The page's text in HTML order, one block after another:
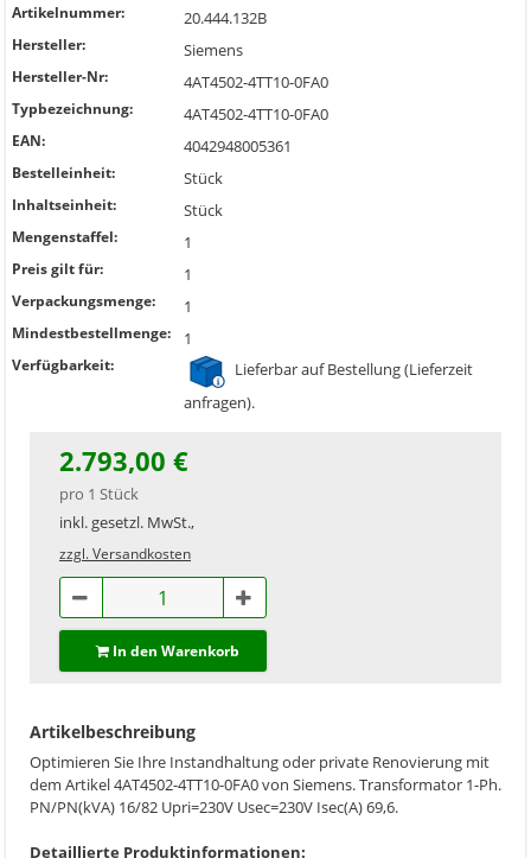
Artikelnummer: 20.444.132B
Hersteller: Siemens
Hersteller-Nr: 4AT4502-4TT10-0FA0
Typbezeichnung: 4AT4502-4TT10-0FA0
EAN: 4042948005361
Bestelleinheit: Stück
Inhaltseinheit: Stück
Mengenstaffel: 1
Preis gilt für: 1
Verpackungsmenge: 1
Mindestbestellmenge: 1
Verfügbarkeit:
Lieferbar auf Bestellung (Lieferzeit
anfragen).
2.793,00 €
pro 1 Stück
inkl. gesetzl. MwSt.,
zzgl. Versandkosten
In den Warenkorb
Artikelbeschreibung
Optimieren Sie Ihre Instandhaltung oder private Renovierung mit
dem Artikel 4AT4502-4TT10-0FA0 von Siemens. Transformator 1-Ph.
PN/PN(kVA) 16/82 Upri=230V Usec=230V Isec(A) 69,6.
Detaillierte Produktinformationen: